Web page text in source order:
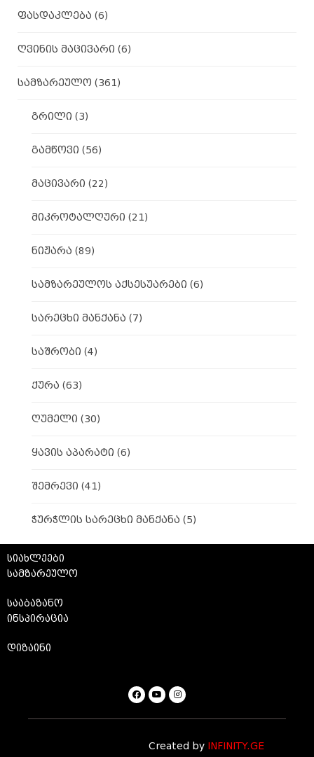
ფასდაკლება (6)
ღვინის მაცივარი (6)
სამზარეულო (361)
გრილი (3)
გამწოვი (56)
მაცივარი (22)
მიკროტალღური (21)
ნიჟარა (89)
სამზარეულოს აქსესუარები (6)
სარეცხი მანქანა (7)
საშრობი (4)
ქურა (63)
ღუმელი (30)
ყავის აპარატი (6)
შემრევი (41)
ჭურჭლის სარეცხი მანქანა (5)
სიახლეები
სამზარეულო
სააბაზანო
ინსპირაცია
დიზაინი
Created by INFINITY.GE